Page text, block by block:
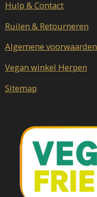
Hulp & Contact
Ruilen & Retourneren
Algemene voorwaarden
Vegan winkel Herpen
Sitemap